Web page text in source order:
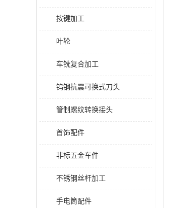
按键加工
叶轮
车铣复合加工
钨钢抗震可换式刀头
管制螺纹转换接头
首饰配件
非标五金车件
不锈钢丝杆加工
手电筒配件